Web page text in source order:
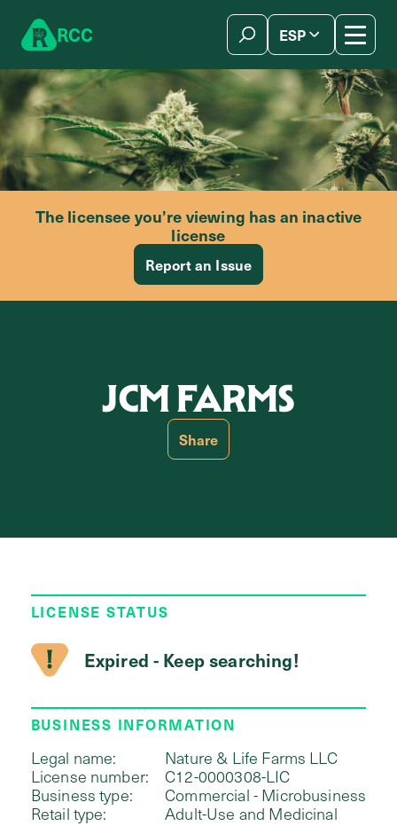
RCC ESP
The licensee you’re viewing has an inactive
license
Report an Issue
JCM FARMS
Share
LICENSE STATUS
Expired - Keep searching!
BUSINESS INFORMATION
Legal name:
Nature & Life Farms LLC
License number:
C12-0000308-LIC
Business type:
Commercial - Microbusiness
Retail type:
Adult-Use and Medicinal